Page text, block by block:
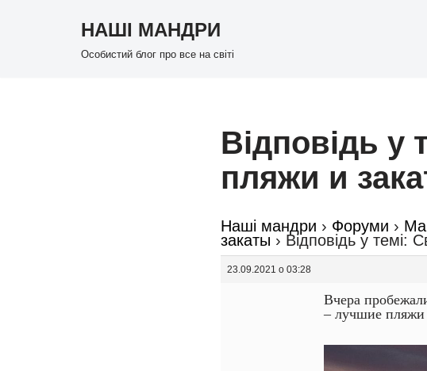
НАШІ МАНДРИ
Особистий блог про все на світі
Відповідь у
пляжи и
Наші мандри › Форуми ›
закаты › Відповідь у темі:
23.09.2021 о 03:28
Вчера
– лучшие пляжи